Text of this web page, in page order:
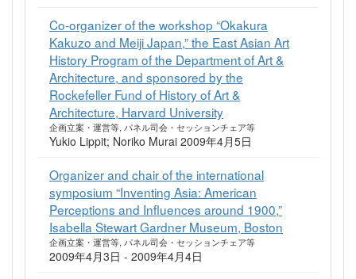
Co-organizer of the workshop “Okakura
Kakuzo and Meiji Japan,” the East Asian Art
History Program of the Department of Art &
Architecture, and sponsored by the
Rockefeller Fund of History of Art &
Architecture, Harvard University
企画立案・運営等, パネル司会・セッションチェア等
Yukio Lippit; Noriko Murai 2009年4月5日
Organizer and chair of the international
symposium “Inventing Asia: American
Perceptions and Influences around 1900,”
Isabella Stewart Gardner Museum, Boston
企画立案・運営等, パネル司会・セッションチェア等
2009年4月3日 - 2009年4月4日